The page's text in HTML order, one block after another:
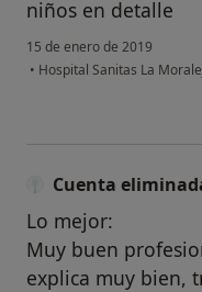
niños en detalle
15 de enero de 2019
• Hospital Sanitas La
Cuenta
Lo mejor:
Muy buen
explica muy bien,